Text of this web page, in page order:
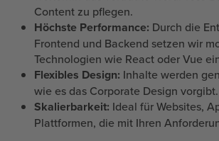
Content zu pflegen.
Höchste Performance: Durch die
Frontend und Backend setzen wir
Technologien wie React oder Vue
Flexibles Design: Inhalte werden
wie es das Corporate Design vorgibt.
Skalierbarkeit: Ideal für Websites,
Plattformen, die mit Ihren